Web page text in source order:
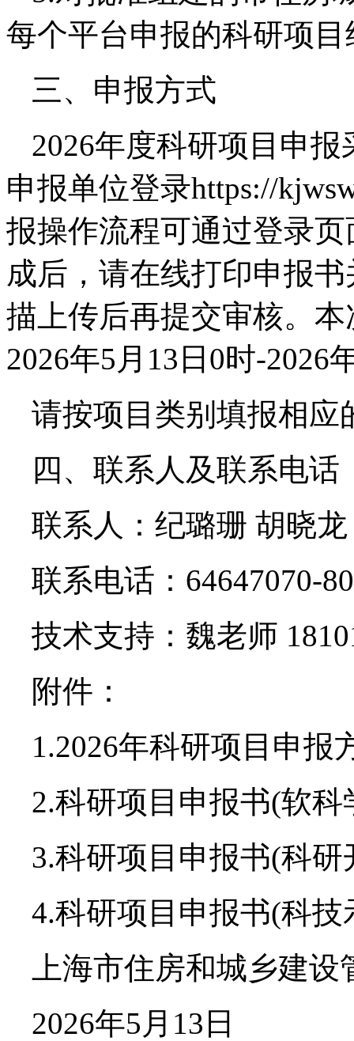
每个平台申报的科研项
三、申报方式
2026年度科研项目申
申报单位登录https://
报操作流程可通过登录
成后，请在线打印申报
描上传后再提交审核。
2026年5月13日0时-2026
请按项目类别填报相应
四、联系人及联系电话
联系人：纪璐珊 胡晓龙
联系电话：64647070-
技术支持：魏老师
附件：
1.2026年科研项目申报
2.科研项目申报书(软科
3.科研项目申报书(科研
4.科研项目申报书(科技
上海市住房和城乡建
2026年5月13日